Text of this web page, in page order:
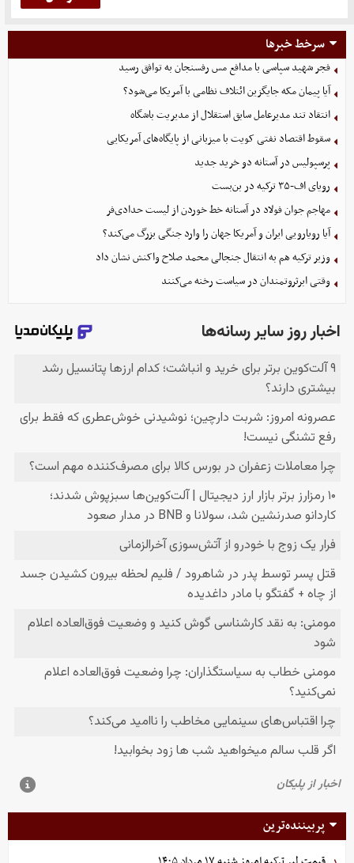
سرخط خبرها
فجر شهید سپاسی با مدافع مس رفسنجان به توافق رسید
آیا پیمان مکه جایگزین ائتلاف نظامی با آمریکا می‌شود؟
انتقاد تند مدیرعامل سابق استقلال از مدیریت باشگاه
سقوط اقتصاد نفتی کویت با میزبانی از پایگاه‌های آمریکایی
پرسپولیس در آستانه دو خرید جدید
رویای اف-۳۵ ترکیه در بن‌بست
مهاجم جوان فولاد در آستانه خط خوردن از لیست حدادی‌فر
آیا رویارویی ایران و آمریکا جهان را وارد جنگی بزرگ می‌کند؟
وزیر ترکیه هم به انتقال جنجالی محمد صلاح واکنش نشان داد
وقتی ابرثروتمندان در سیاست رخنه می‌کنند
پربیننده‌ترین